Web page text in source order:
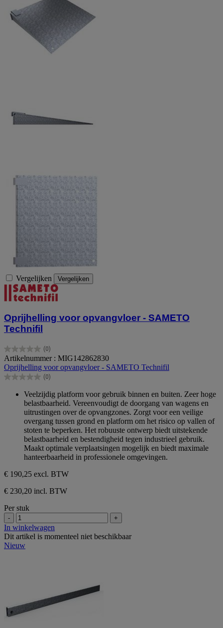
Vergelijken Vergelijken
Oprijhelling voor opvangvloer - SAMETO
Technifil
(0)
0.0
van
de
5
Artikelnummer : MIG142862830
Oprijhelling voor opvangvloer - SAMETO Technifil
(0)
0.0
sterren.
Veelzijdig platform voor gebruik binnen en buiten. Zeer hoge
belastbaarheid. Vereenvoudigt de doorgang van wagens en
uitrustingen over de opvangzones. Zorgt voor een veilige
overgang tussen grond en platform om het risico op vallen of
stoten te beperken. Het robuuste ontwerp biedt uitstekende
belastbaarheid en bestendigheid tegen industrieel gebruik.
Maakt optimale verplaatsingen mogelijk en biedt maximale
hanteerbaarheid in professionele omgevingen.
€ 190,25 excl. BTW
€ 230,20 incl. BTW
Per stuk
- +
In winkelwagen
Dit artikel is momenteel niet beschikbaar
Nieuw